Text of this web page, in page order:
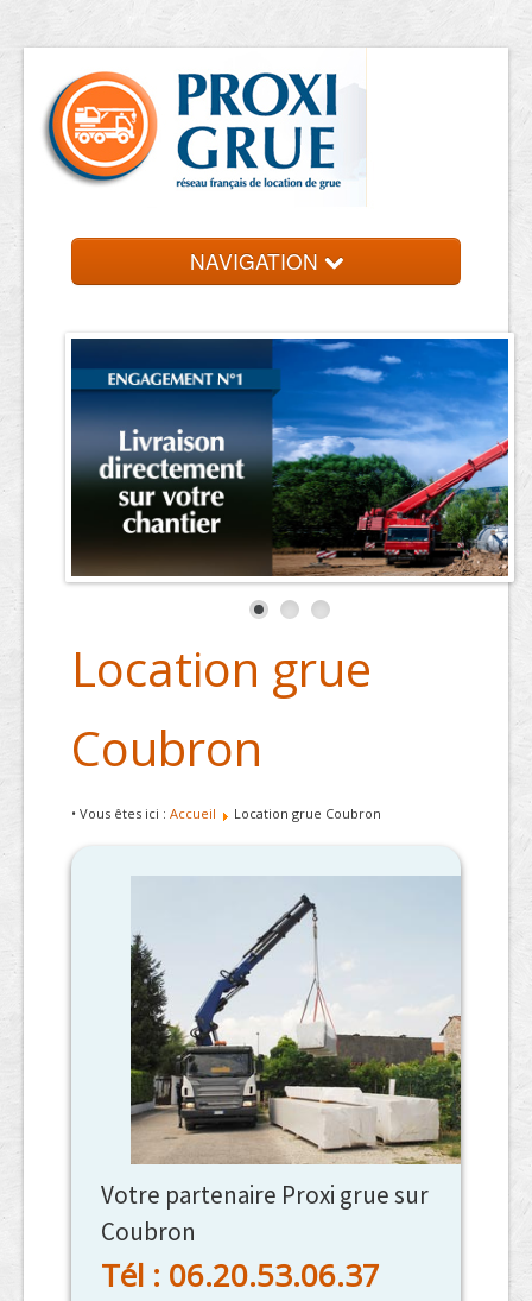
NAVIGATION
Location grue
Coubron
• Vous êtes ici : Accueil Location grue Coubron
Votre partenaire Proxi grue sur
Coubron
Tél : 06.20.53.06.37